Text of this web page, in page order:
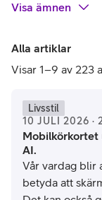
Visa ämnen
Alla artiklar
Visar 1–9 av 223
Livsstil
10 JULI 2026 ·
AI.
Vår vardag blir
betyda att